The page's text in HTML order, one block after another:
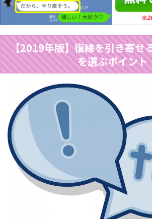
【2019年版】復縁を引き寄せ
を選ぶポイント